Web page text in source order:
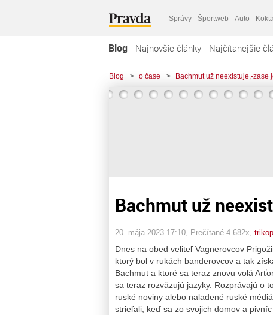
Správy Športweb Auto
Blog Najnovšie články Najčítanejšie
Blog > o čase > Bachmut už neexistuje,-zase
Bachmut už
20. mája 2023 17:10 , Prečítané 4 682x,
Dnes na obed veliteľ Vagnerovcov
ktorý bol v rukách banderovcov a tak
Bachmut a ktoré sa teraz znovu volá
sa teraz rozväzujú jazyky. Rozprávajú o
ruské noviny alebo naladené ruské
strieľali, keď sa zo svojich domov a